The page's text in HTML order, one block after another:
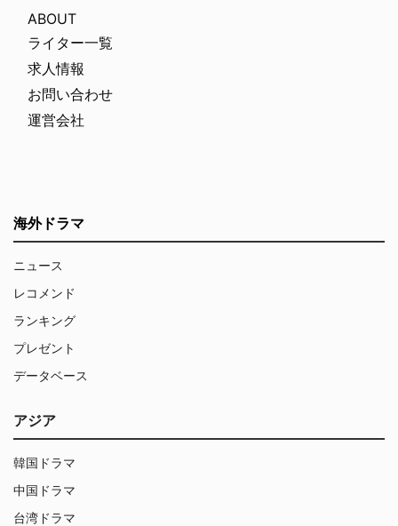
ABOUT
ライター一覧
求人情報
お問い合わせ
運営会社
海外ドラマ
ニュース
レコメンド
ランキング
プレゼント
データベース
アジア
韓国ドラマ
中国ドラマ
台湾ドラマ